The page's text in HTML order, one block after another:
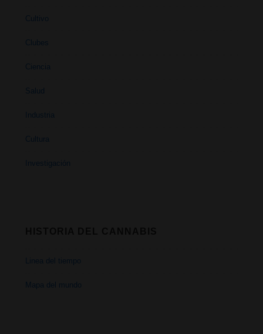
Cultivo
Clubes
Ciencia
Salud
Industria
Cultura
Investigación
Linea del tiempo
Mapa del mundo